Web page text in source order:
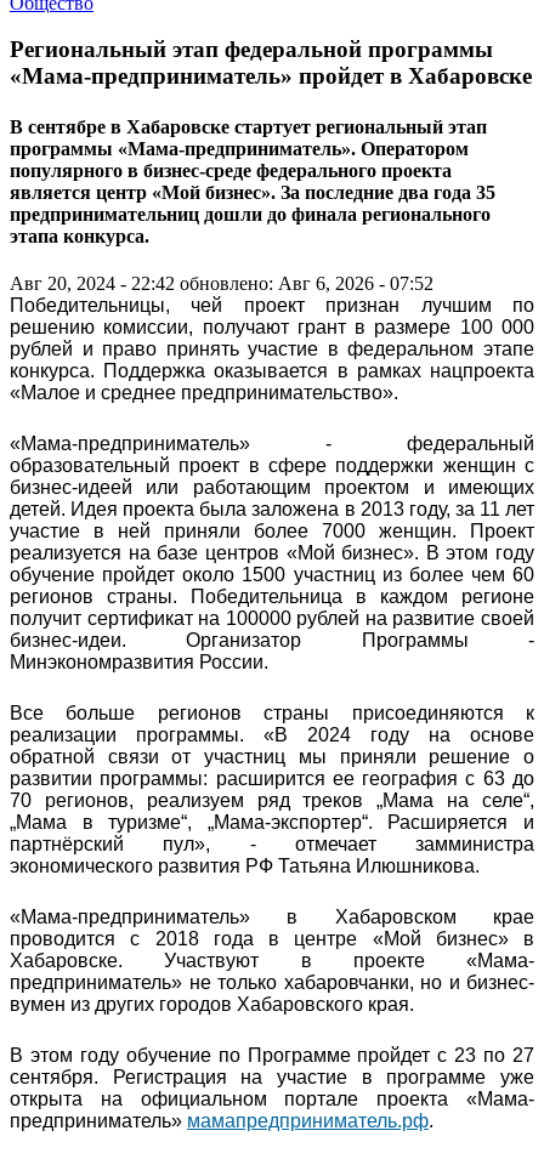
Региональный этап федеральной программы
«Мама-предприниматель» пройдет в Хабаровске
В сентябре в Хабаровске стартует региональный этап
программы «Мама-предприниматель». Оператором
популярного в бизнес-среде федерального проекта
является центр «Мой бизнес». За последние два года 35
предпринимательниц дошли до финала регионального
этапа конкурса.
Авг 20, 2024 - 22:42 обновлено: Авг 6, 2026 - 07:52
Победительницы, чей проект признан лучшим по
решению комиссии, получают грант в размере 100 000
рублей и право принять участие в федеральном этапе
конкурса. Поддержка оказывается в рамках нацпроекта
«Малое и среднее предпринимательство».
«Мама-предприниматель» - федеральный
образовательный проект в сфере поддержки женщин с
бизнес-идеей или работающим проектом и имеющих
детей. Идея проекта была заложена в 2013 году, за 11 лет
участие в ней приняли более 7000 женщин. Проект
реализуется на базе центров «Мой бизнес». В этом году
обучение пройдет около 1500 участниц из более чем 60
регионов страны. Победительница в каждом регионе
получит сертификат на 100000 рублей на развитие своей
бизнес-идеи. Организатор Программы -
Минэкономразвития России.
Все больше регионов страны присоединяются к
реализации программы. «В 2024 году на основе
обратной связи от участниц мы приняли решение о
развитии программы: расширится ее география с 63 до
70 регионов, реализуем ряд треков „Мама на селе“,
„Мама в туризме“, „Мама-экспортер“. Расширяется и
партнёрский пул», - отмечает замминистра
экономического развития РФ Татьяна Илюшникова.
«Мама-предприниматель» в Хабаровском крае
проводится с 2018 года в центре «Мой бизнес» в
Хабаровске. Участвуют в проекте «Мама-
предприниматель» не только хабаровчанки, но и бизнес-
вумен из других городов Хабаровского края.
В этом году обучение по Программе пройдет с 23 по 27
сентября. Регистрация на участие в программе уже
открыта на официальном портале проекта «Мама-
предприниматель» мамапредприниматель.рф.